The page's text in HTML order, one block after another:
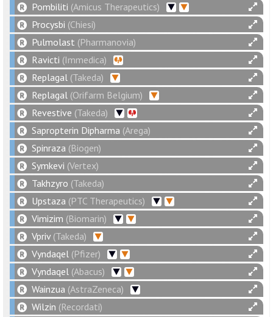
Pombiliti (Amicus Therapeutics)
Procysbi (Chiesi)
Pulmolast (Pharmanovia)
Ravicti (Immedica)
Replagal (Takeda)
Replagal (Orifarm Belgium)
Revestive (Takeda)
Sapropterin Dipharma (Arega)
Spinraza (Biogen)
Symkevi (Vertex)
Takhzyro (Takeda)
Upstaza (PTC Therapeutics)
Vimizim (Biomarin)
Vpriv(Takeda)
Vyndaqel (Pfizer)
Vyndaqel (Abacus)
Wainzua (AstraZeneca)
Wilzin (Recordati)